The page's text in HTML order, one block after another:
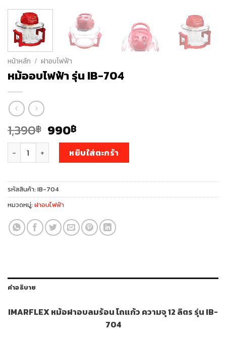
หน้าหลัก / ฝาอบไฟฟ้า
หม้ออบไฟฟ้า รุ่น IB-704
1,390฿ Original
price
was:
1,390฿.
990฿
price
is:
990฿.
จำนวน หม้ออบไฟฟ้า รุ่น IB-704 ชิ้น
หยิบใส่ตะกร้า
รหัสสินค้า: IB-704
หมวดหมู่: ฝาอบไฟฟ้า
คำอธิบาย
IMARFLEX หม้อฝาอบลมร้อน โถแก้ว ความจุ 12 ลิตร รุ่น IB-
704